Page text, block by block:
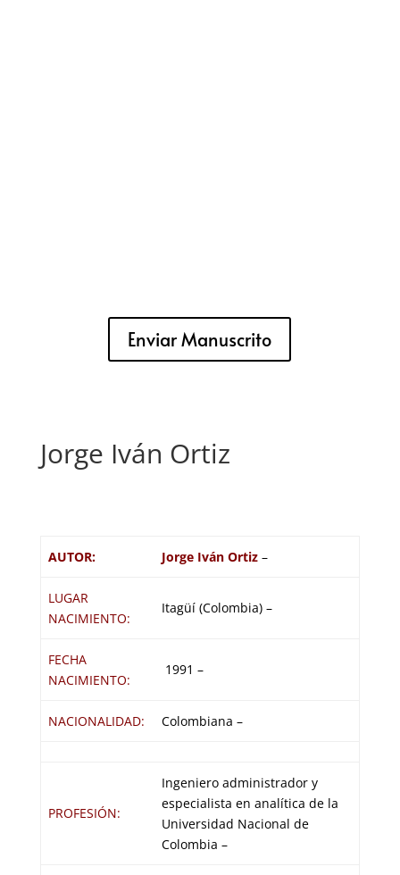
Enviar Manuscrito
Jorge Iván Ortiz
AUTOR: Jorge Iván Ortiz –
LUGAR
NACIMIENTO:
Itagüí (Colombia) –
FECHA
NACIMIENTO:
1991 –
NACIONALIDAD: Colombiana –
PROFESIÓN:
Ingeniero administrador y
especialista en analítica de la
Universidad Nacional de
Colombia –